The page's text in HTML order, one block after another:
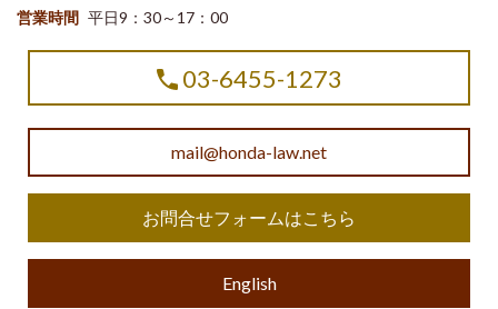
営業時間 平日9：30～17：00
03-6455-1273
mail@honda-law.net
お問合せフォームはこちら
English